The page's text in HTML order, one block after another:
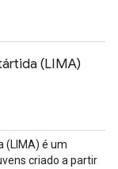
(LIMA)
(LIMA) é um
criado a partir